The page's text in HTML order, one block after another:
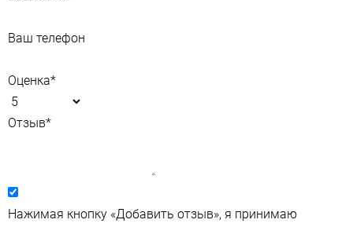
Ваш телефон
Оценка*
Отзыв*
Нажимая кнопку «Добавить отзыв», я принимаю